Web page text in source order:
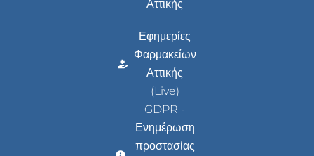
Αττικής
Εφημερίες
Φαρμακείων
Αττικής
(Live)
GDPR -
Ενημέρωση
προστασίας